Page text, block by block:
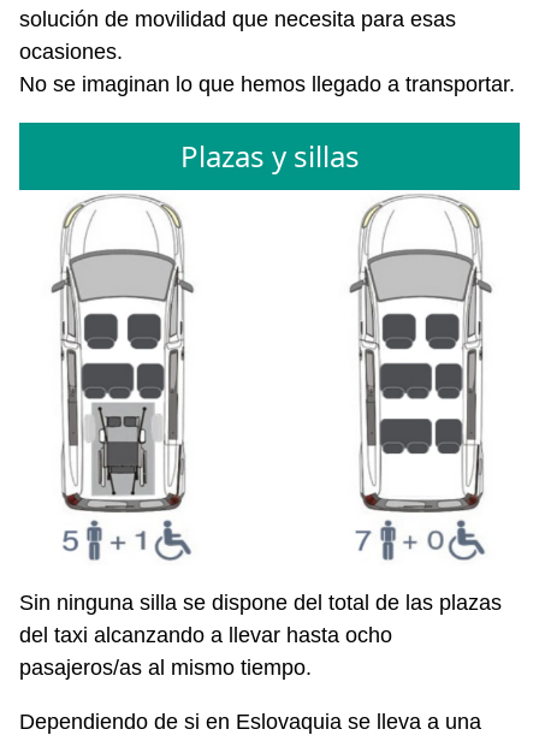
solución de movilidad que necesita para esas
ocasiones.
No se imaginan lo que hemos llegado a transportar.
Plazas y sillas
Sin ninguna silla se dispone del total de las plazas
del taxi alcanzando a llevar hasta ocho
pasajeros/as al mismo tiempo.
Dependiendo de si en Eslovaquia se lleva a una